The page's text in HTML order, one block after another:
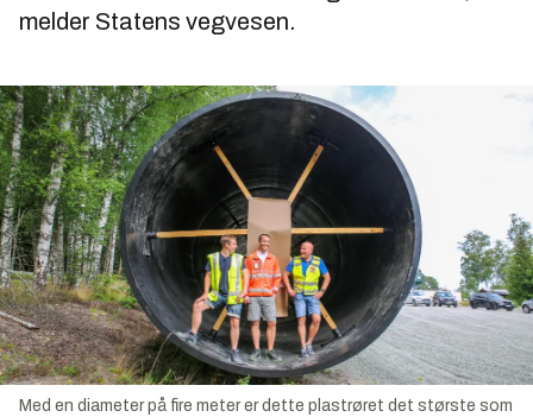
melder Statens vegvesen.
Med en diameter på fire meter er dette plastrøret det største som